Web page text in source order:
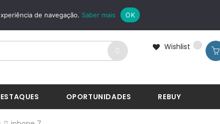
Wishlist
OPORTUNIDADES REBUY
de navegação. Saber mais OK